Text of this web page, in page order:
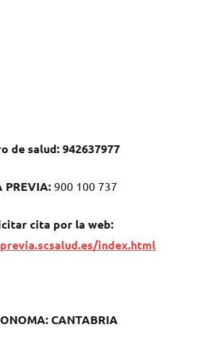
dе salud:942637977
PREVIA: 900 100 737
cita pοr la web:
index.html
CANTABRIA